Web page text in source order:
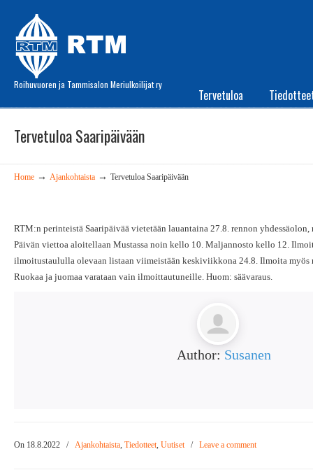
Roihuvuoren ja Tammisalon Meriulkoilijat ry
Tervetuloa
Tervetuloa Saaripäivään
Home → Ajankohtaista → Tervetuloa Saaripäivään
RTM:n perinteistä Saaripäivää vietetään lauantaina 27.8. rennon yhdessäolon,
Päivän viettoa aloitellaan Mustassa noin kello 10. Maljannosto kello 12.
ilmoitustaululla olevaan listaan viimeistään keskiviikkona 24.8. Ilmoita
Ruokaa ja juomaa varataan vain ilmoittautuneille. Huom: säävaraus.
Author: Susanen
On 18.8.2022 / Ajankohtaista, Tiedotteet, Uutiset / Leave a comment